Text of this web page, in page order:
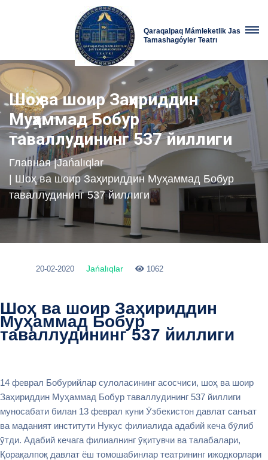
Qaraqalpaq Mámleketlik Jas
Tamashagóyler Teatrı
Шоҳ ва шоир Заҳириддин
Муҳаммад Бобур
таваллудининг 537 йиллиги
Главная |Jańalıqlar
| Шоҳ ва шоир Заҳириддин Муҳаммад Бобур
таваллудининг 537 йиллиги
20-02-2020 Jańalıqlar 1062
Шоҳ ва шоир Заҳириддин
Муҳаммад Бобур
таваллудининг 537 йиллиги
14 феврал Бобурийлар сулоласининг асосчиси, шоҳ ва шоир
Заҳириддин Муҳаммад Бобур таваллудининг 537 йиллиги
муносабати билан 13 феврал куни Ӯзбекистон давлат санъат
ва маданият институти Нукус филиалида адабий кеча бӯлиб
ӯтди. Адабий кечага филиалнинг ӯқитувчи ва талабалари,
Қорақалпоқ давлат ёш томошабинлар театрининг ижодкорлари